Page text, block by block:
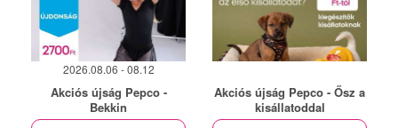
2026.08.06 - 08.12
Akciós újság Pepco -
Bekkin
Akciós újság Pepco - Ősz a
kisállatoddal